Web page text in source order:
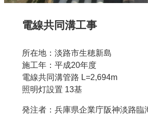
電線共同溝工事
所在地：淡路市生穂新島
施工年：平成20年度
電線共同溝管路 L=2,694m
照明灯設置 13基
発注者：兵庫県企業庁阪神淡路臨